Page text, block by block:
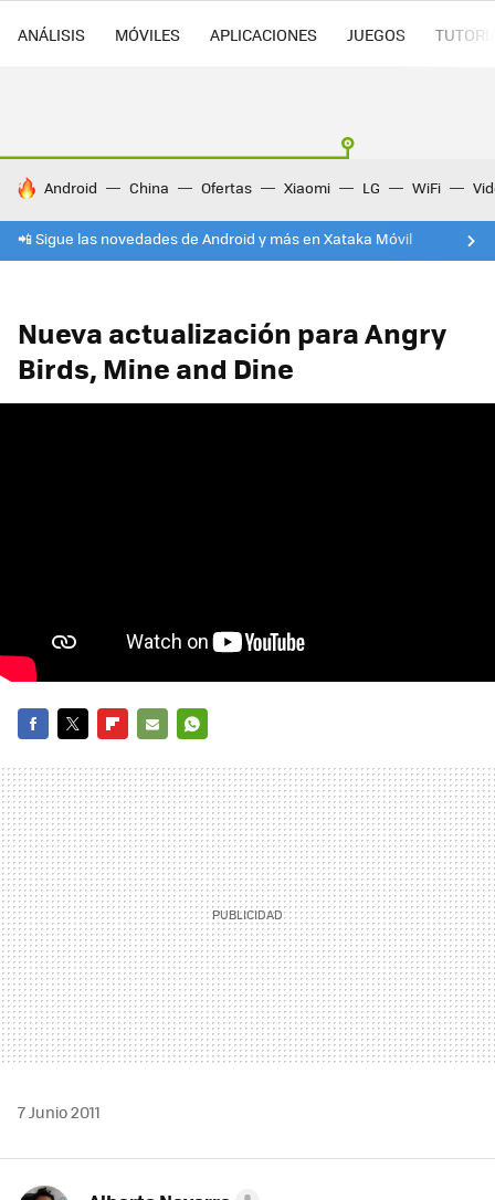
ANÁLISIS MÓVILES APLICACIONES JUEGOS
HOY SE HABLA DE
Android China Ofertas Xiaomi LG WiFi
📲 Sigue las novedades de Android y más en Xataka Móvil
Nueva actualización para Angry
Birds, Mine and Dine
MAIL
7 Junio 2011